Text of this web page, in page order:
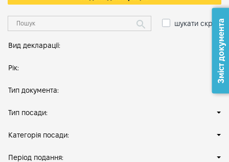
шукати скрізь
Вид декларації:
Рік:
Тип документа:
Тип посади:
Категорія посади:
Період подання:
Зміст документа